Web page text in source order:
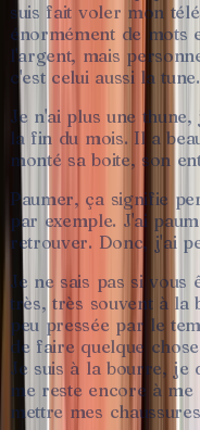
suis fait voler mon
énormément de mots
l'argent, mais
c'est celui aussi la tune.
Je n'ai plus une thune,
la fin du mois. Il a
monté sa boite, son
Paumer, ça signifie
par exemple. J'ai
retrouver. Donc, j'ai
Je ne sais pas si vous
très, très souvent à la
peu pressée par le
de faire quelque chose
Je suis à la bourre, je
me reste encore à me
mettre mes